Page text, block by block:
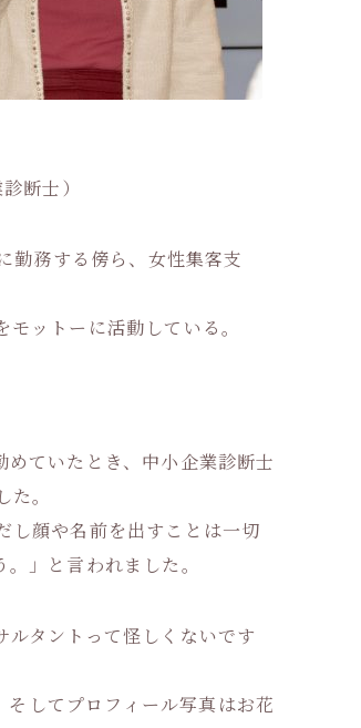
断士）
勤務する傍ら、女性集客支
ットーに活動している。
ていたとき、中小企業診断士
。
顔や名前を出すことは一切
」と言われました。
タントって怪しくないです
してプロフィール写真はお花